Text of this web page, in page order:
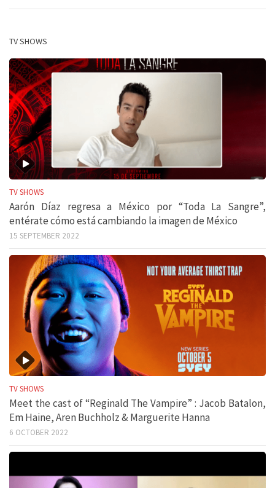
TV SHOWS
TV SHOWS
Aarón Díaz regresa a México por “Toda La Sangre”,
entérate cómo está cambiando la imagen de México
15 SEPTEMBER 2022
TV SHOWS
Meet the cast of “Reginald The Vampire” : Jacob Batalon,
Em Haine, Aren Buchholz & Marguerite Hanna
6 OCTOBER 2022